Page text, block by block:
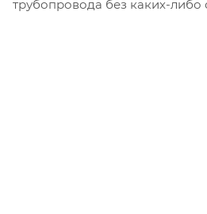
трубопровода без каких-либо